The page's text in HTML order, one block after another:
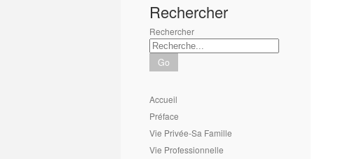
Rechercher
Rechercher
Go
Accueil
Préface
Vie Privée-Sa Famille
Vie Professionnelle